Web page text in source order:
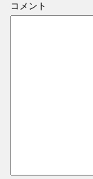
コメント